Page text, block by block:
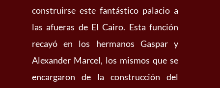
construirse este fantástico palacio a
las afueras de El Cairo. Esta función
recayó en los hermanos Gaspar y
Alexander Marcel, los mismos que se
encargaron de la construcción del